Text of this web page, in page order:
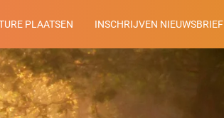
PLAATSEN INSCHRIJVEN NIEUWSBRIEF